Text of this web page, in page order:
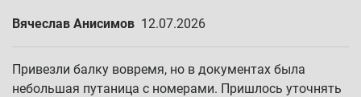
Вячеслав Анисимов 12.07.2026
Привезли балку вовремя, но в документах была
небольшая путаница с номерами. Пришлось уточнять